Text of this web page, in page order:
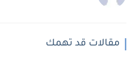
مقالات قد تهمك